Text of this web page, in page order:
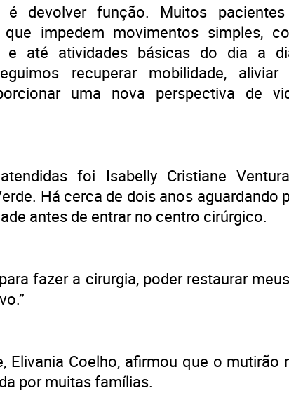
é devolver função. Muitos
impedem movimentos simples,
e até atividades básicas do dia a
recuperar mobilidade,
uma nova perspectiva de
foi Isabelly Cristiane
Há cerca de dois anos aguardando
antes de entrar no centro cirúrgico.
fazer a cirurgia, poder restaurar
Elivania Coelho, afirmou que o mutirão
por muitas famílias.